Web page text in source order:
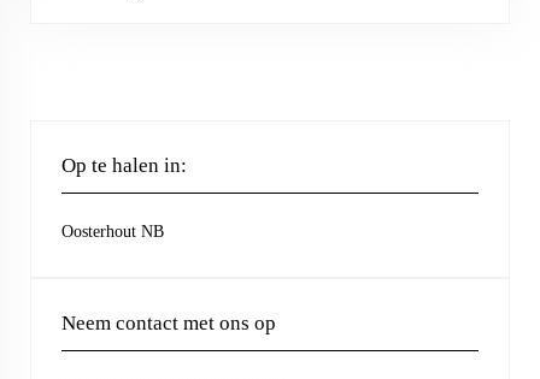
Op te halen in:
Oosterhout NB
Neem contact met ons op